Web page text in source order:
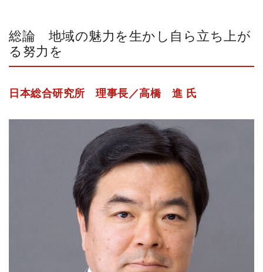
総論 地域の魅力を生かし自ら立ち上が
る努力を
日本総合研究所 理事長／高橋 進 氏